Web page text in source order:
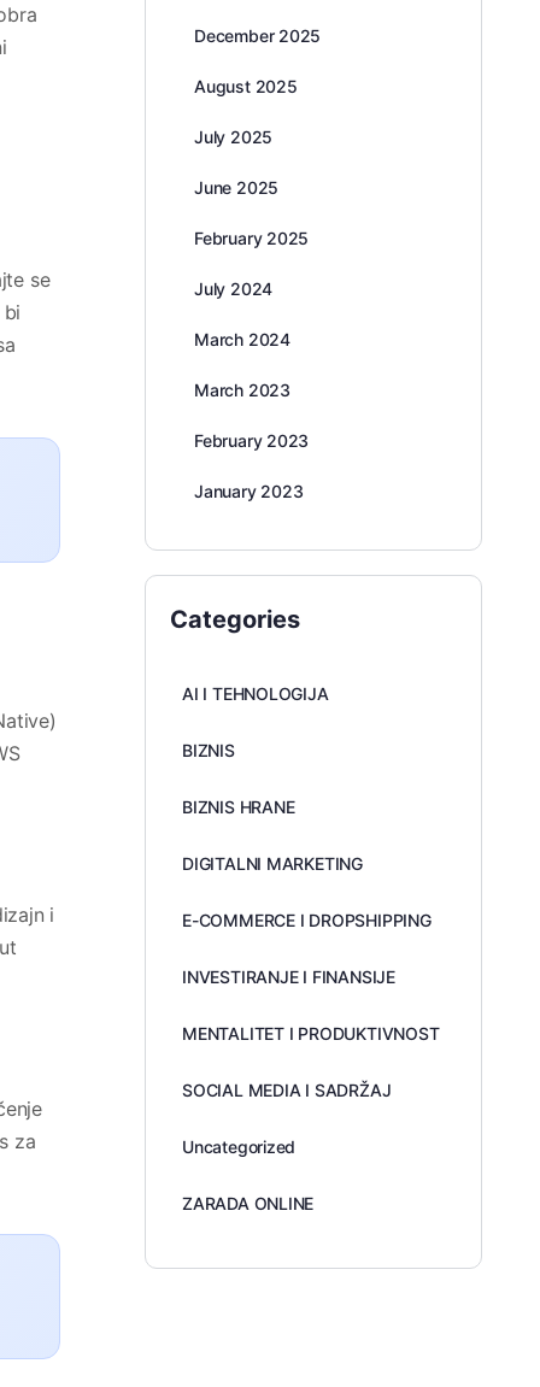
se
i
za
December 2025
August 2025
July 2025
June 2025
February 2025
July 2024
March 2024
March 2023
February 2023
January 2023
Categories
AI I TEHNOLOGIJA
BIZNIS
BIZNIS HRANE
DIGITALNI MARKETING
E-COMMERCE I DROPSHIPPING
INVESTIRANJE I FINANSIJE
MENTALITET I PRODUKTIVNOST
SOCIAL MEDIA I SADRŽAJ
Uncategorized
ZARADA ONLINE